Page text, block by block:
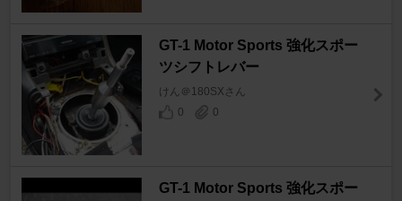
GT-1 Motor Sports 強化スポー
ツシフトレバー
けん＠180SXさん
0
0
GT-1 Motor Sports 強化スポー